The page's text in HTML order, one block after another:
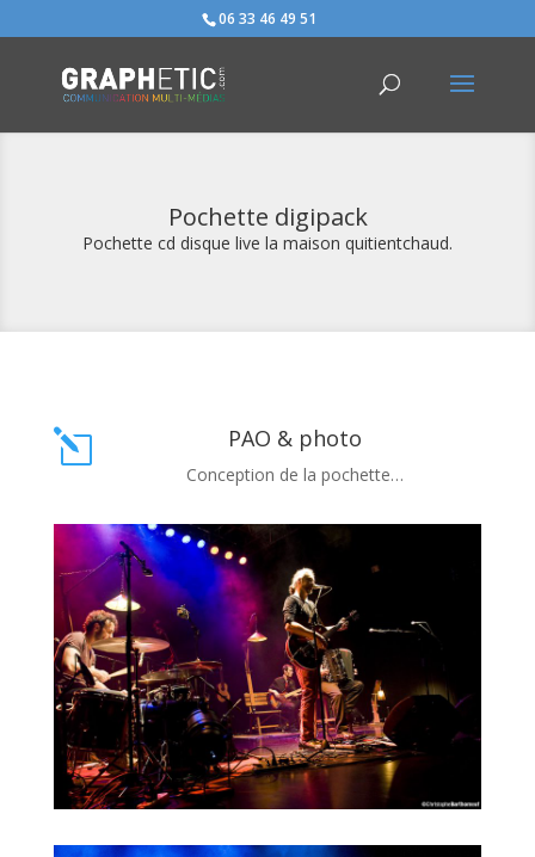
06 33 46 49 51
Pochette digipack
Pochette cd disque live la maison quitientchaud.
l PAO & photo
Conception de la pochette…